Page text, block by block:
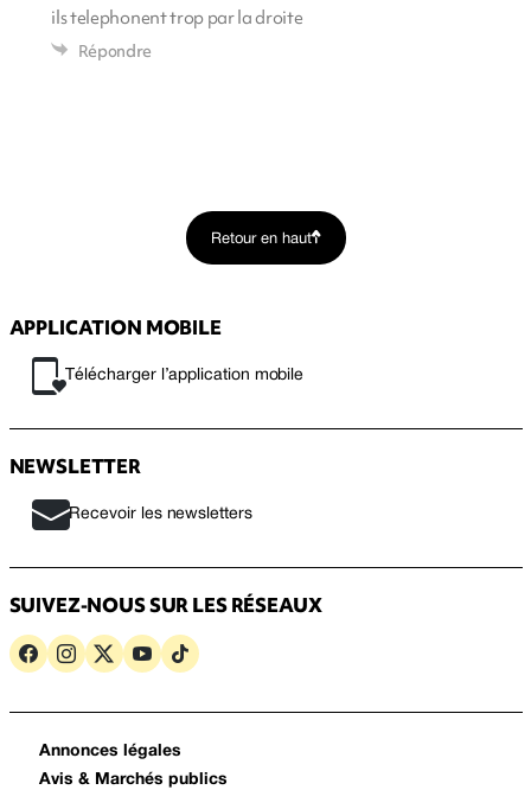
ils telephonent trop par la droite
Répondre
Retour en haut
APPLICATION MOBILE
Télécharger l’application mobile
NEWSLETTER
Recevoir les newsletters
SUIVEZ-NOUS SUR LES RÉSEAUX
Annonces légales
Avis & Marchés publics